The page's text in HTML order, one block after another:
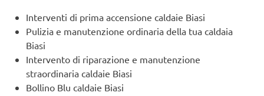
Interventi di prima accensione caldaie Biasi
Pulizia e manutenzione ordinaria della tua caldaia
Biasi
Intervento di riparazione e manutenzione
straordinaria caldaie Biasi
Bollino Blu caldaie Biasi